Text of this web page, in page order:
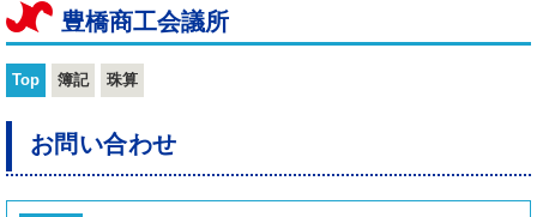
豊橋商工会議所
Top 簿記 珠算
お問い合わせ